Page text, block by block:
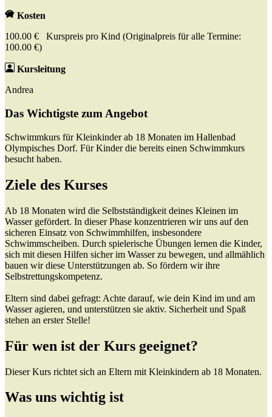
Kosten
100.00 € Kurspreis pro Kind (Originalpreis für alle Termine:
100.00 €)
Kursleitung
Andrea
Das Wichtigste zum Angebot
Schwimmkurs für Kleinkinder ab 18 Monaten im Hallenbad
Olympisches Dorf. Für Kinder die bereits einen Schwimmkurs
besucht haben.
Ziele des Kurses
Ab 18 Monaten wird die Selbstständigkeit deines Kleinen im
Wasser gefördert. In dieser Phase konzentrieren wir uns auf den
sicheren Einsatz von Schwimmhilfen, insbesondere
Schwimmscheiben. Durch spielerische Übungen lernen die Kinder,
sich mit diesen Hilfen sicher im Wasser zu bewegen, und allmählich
bauen wir diese Unterstützungen ab. So fördern wir ihre
Selbstrettungskompetenz.
Eltern sind dabei gefragt: Achte darauf, wie dein Kind im und am
Wasser agieren, und unterstützen sie aktiv. Sicherheit und Spaß
stehen an erster Stelle!
Für wen ist der Kurs geeignet?
Dieser Kurs richtet sich an Eltern mit Kleinkindern ab 18 Monaten.
Was uns wichtig ist